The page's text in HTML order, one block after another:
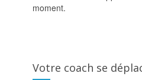
moment.
Votre coach se